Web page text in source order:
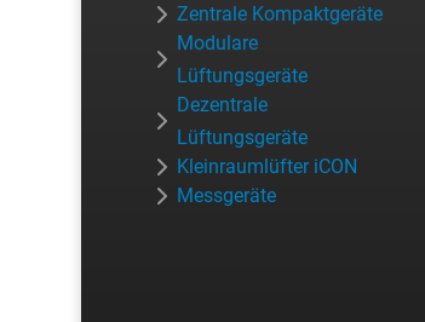
Zentrale Kompaktgeräte
Modulare
Lüftungsgeräte
Dezentrale
Lüftungsgeräte
Kleinraumlüfter iCON
Messgeräte